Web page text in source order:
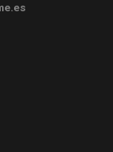
ventana nueva)
en ventana nueva)
(abre en
nueva)
en ventana nueva)
(abre en ventana
ventana nueva)